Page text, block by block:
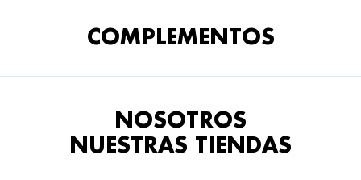
COMPLEMENTOS
NOSOTROS
NUESTRAS TIENDAS